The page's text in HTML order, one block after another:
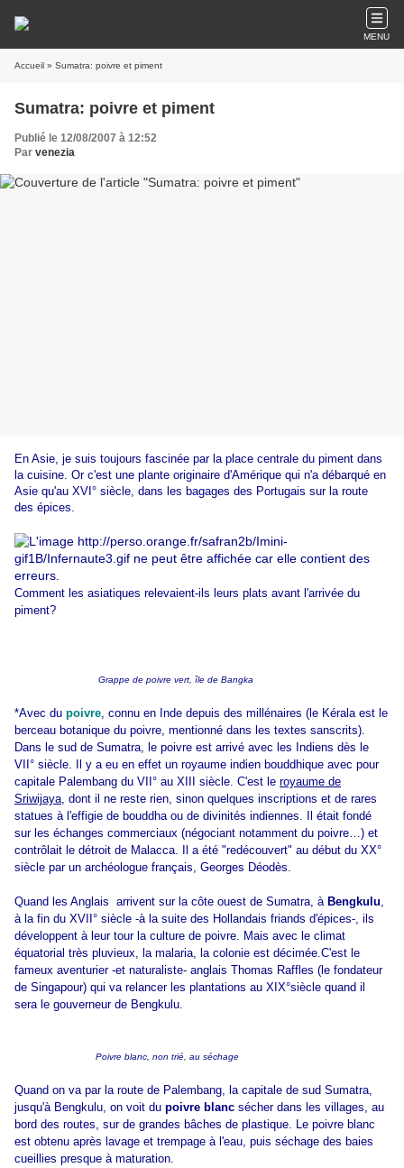
MENU
Accueil » Sumatra: poivre et piment
Sumatra: poivre et piment
Publié le 12/08/2007 à 12:52
Par venezia
En Asie, je suis toujours fascinée par la place centrale du piment dans
la cuisine. Or c'est une plante originaire d'Amérique qui n'a débarqué en
Asie qu'au XVI° siècle, dans les bagages des Portugais sur la route
des épices.
Comment les asiatiques relevaient-ils leurs plats avant l'arrivée du
piment?
Grappe de poivre vert, île de Bangka
*Avec du poivre, connu en Inde depuis des millénaires (le Kérala est le
berceau botanique du poivre, mentionné dans les textes sanscrits).
Dans le sud de Sumatra, le poivre est arrivé avec les Indiens dès le
VII° siècle. Il y a eu en effet un royaume indien bouddhique avec pour
capitale Palembang du VII° au XIII siècle. C'est le royaume de
Sriwijaya, dont il ne reste rien, sinon quelques inscriptions et de rares
statues à l'effigie de bouddha ou de divinités indiennes. Il était fondé
sur les échanges commerciaux (négociant notamment du poivre…) et
contrôlait le détroit de Malacca. Il a été "redécouvert" au début du XX°
siècle par un archéologue français, Georges Déodès.
Quand les Anglais arrivent sur la côte ouest de Sumatra, à Bengkulu,
à la fin du XVII° siècle -à la suite des Hollandais friands d'épices-, ils
développent à leur tour la culture de poivre. Mais avec le climat
équatorial très pluvieux, la malaria, la colonie est décimée.C'est le
fameux aventurier -et naturaliste- anglais Thomas Raffles (le fondateur
de Singapour) qui va relancer les plantations au XIX°siècle quand il
sera le gouverneur de Bengkulu.
Poivre blanc, non trié, au séchage
Quand on va par la route de Palembang, la capitale de sud Sumatra,
jusqu'à Bengkulu, on voit du poivre blanc sécher dans les villages, au
bord des routes, sur de grandes bâches de plastique. Le poivre blanc
est obtenu après lavage et trempage à l'eau, puis séchage des baies
cueillies presque à maturation.